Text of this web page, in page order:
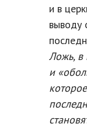
и в
выводу
Ложь, в
и